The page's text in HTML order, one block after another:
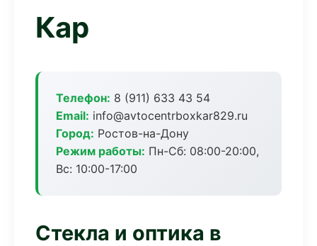
Кар
Телефон: 8 (911) 633 43 54
Email: info@avtocentrboxkar829.ru
Город: Ростов-на-Дону
Режим работы: Пн-Сб: 08:00-20:00,
Вс: 10:00-17:00
Стекла и оптика в